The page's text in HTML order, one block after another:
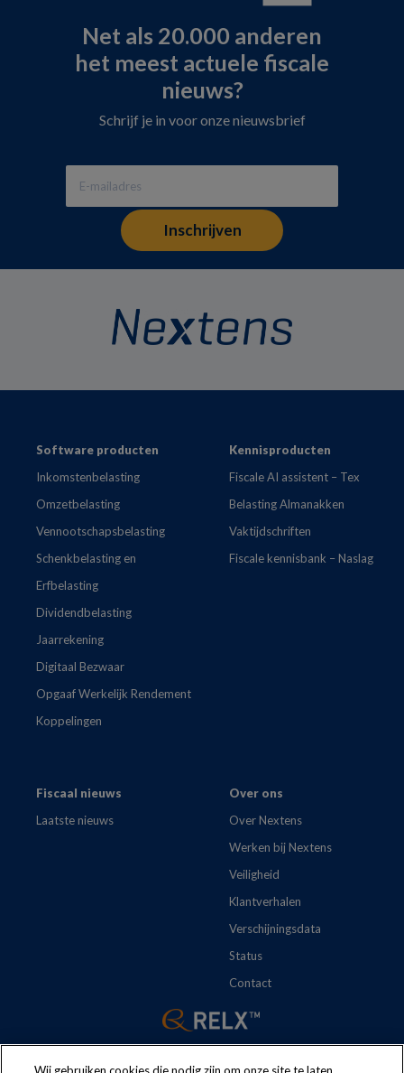
Net als 20.000 anderen
het meest actuele fiscale
nieuws?
Schrijf je in voor onze nieuwsbrief
FooterSoftware producten
Inkomstenbelasting
Omzetbelasting
Vennootschapsbelasting
Schenkbelasting en
Erfbelasting
Dividendbelasting
Jaarrekening
Digitaal Bezwaar
Opgaaf Werkelijk Rendement
Koppelingen
Kennisproducten
Fiscale AI assistent – Tex
Belasting Almanakken
Vaktijdschriften
Fiscale kennisbank – Naslag
Fiscaal nieuws
Laatste nieuws
Over ons
Over Nextens
Werken bij Nextens
Veiligheid
Klantverhalen
Verschijningsdata
Status
Contact